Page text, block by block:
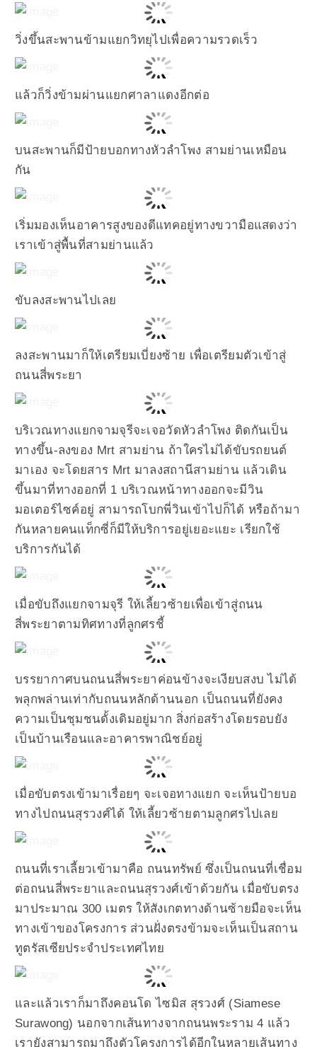
วิ่งขึ้นสะพานข้ามแยกวิทยุไปเพื่อความรวดเร็ว
แล้วก็วิ่งข้ามผ่านแยกศาลาแดงอีกต่อ
บนสะพานก็มีป้ายบอกทางหัวลำโพง สามย่านเหมือน
กัน
เริ่มมองเห็นอาคารสูงของดีแทคอยู่ทางขวามือแสดงว่า
เราเข้าสู่พื้นที่สามย่านแล้ว
ขับลงสะพานไปเลย
ลงสะพานมาก็ให้เตรียมเบี่ยงซ้าย เพื่อเตรียมตัวเข้าสู่
ถนนสี่พระยา
บริเวณทางแยกจามจุรีจะเจอวัดหัวลำโพง ติดกันเป็น
ทางขึ้น-ลงของ Mrt สามย่าน ถ้าใครไม่ได้ขับรถยนต์
มาเอง จะโดยสาร Mrt มาลงสถานีสามย่าน แล้วเดิน
ขึ้นมาที่ทางออกที่ 1 บริเวณหน้าทางออกจะมีวิน
มอเตอร์ไซค์อยู่ สามารถโบกพี่วินเข้าไปก็ได้ หรือถ้ามา
กันหลายคนแท็กซี่ก็มีให้บริการอยู่เยอะแยะ เรียกใช้
บริการกันได้
เมื่อขับถึงแยกจามจุรี ให้เลี้ยวซ้ายเพื่อเข้าสู่ถนน
สี่พระยาตามทิศทางที่ลูกศรชี้
บรรยากาศบนถนนสี่พระยาค่อนข้างจะเงียบสงบ ไม่ได้
พลุกพล่านเท่ากับถนนหลักด้านนอก เป็นถนนที่ยังคง
ความเป็นชุมชนดั้งเดิมอยู่มาก สิ่งก่อสร้างโดยรอบยัง
เป็นบ้านเรือนและอาคารพาณิชย์อยู่
เมื่อขับตรงเข้ามาเรื่อยๆ จะเจอทางแยก จะเห็นป้ายบอ
ทางไปถนนสุรวงศ์ได้ ให้เลี้ยวซ้ายตามลูกศรไปเลย
ถนนที่เราเลี้ยวเข้ามาคือ ถนนทรัพย์ ซึ่งเป็นถนนที่เชื่อม
ต่อถนนสี่พระยาและถนนสุรวงศ์เข้าด้วยกัน เมื่อขับตรง
มาประมาณ 300 เมตร ให้สังเกตทางด้านซ้ายมือจะเห็น
ทางเข้าของโครงการ ส่วนฝั่งตรงข้ามจะเห็นเป็นสถาน
ทูตรัสเซียประจำประเทศไทย
และแล้วเราก็มาถึงคอนโด ไซมิส สุรวงศ์ (Siamese
Surawong) นอกจากเส้นทางจากถนนพระราม 4 แล้ว
เรายังสามารถมาถึงตัวโครงการได้อีกในหลายเส้นทาง